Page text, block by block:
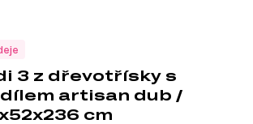
3 z dřevotřísky s
artisan dub /
cm